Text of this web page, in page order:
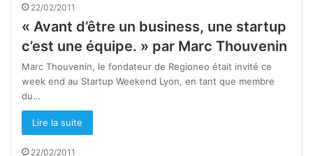
22/02/2011
« Avant d’être un business, une startup
c’est une équipe. » par Marc Thouvenin
Marc Thouvenin, le fondateur de Regioneo était invité ce
week end au Startup Weekend Lyon, en tant que membre
du…
Lire la suite
22/02/2011